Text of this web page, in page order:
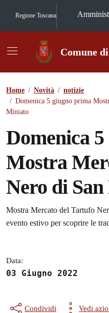
Regione Toscana
Comune
Home / Novità / notizie
/ Domenica 5 giugno prima
Miniato
Domenica
Mostra
Nero di
Dettagli della
Mostra Mercato del Tartufo
evento estivo per scoprire le
Data:
03 Giugno 2022
Condividi Vedi